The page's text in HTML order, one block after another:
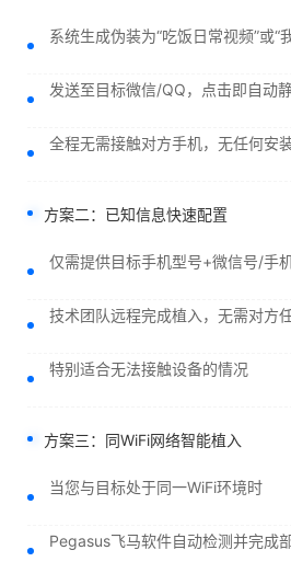
系统生成伪装为“吃饭日常视频”或“
发送至目标微信/QQ，点击即自动
全程无需接触对方手机，无任何安
方案二：已知信息快速配置
仅需提供目标手机型号+微信号/手
技术团队远程完成植入，无需对方
特别适合无法接触设备的情况
方案三：同WiFi网络智能植入
当您与目标处于同一WiFi环境时
Pegasus飞马软件自动检测并完成